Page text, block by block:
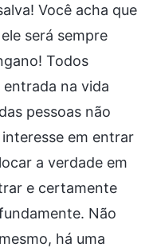
Você acha que
será sempre
Todos
entrada na vida
pessoas não
em entrar
a verdade em
e certamente
Não
há uma